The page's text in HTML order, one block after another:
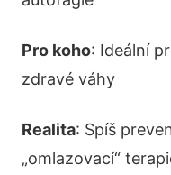
Pro koho: Ideální
zdravé váhy
Realita: Spíš
„omlazovací“